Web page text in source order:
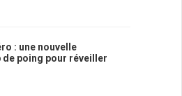
: une nouvelle
de poing pour réveiller